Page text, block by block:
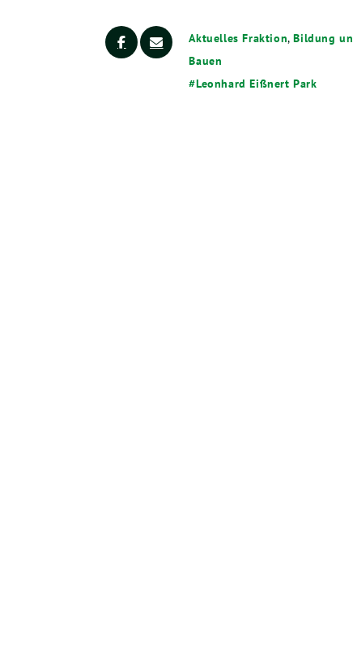
Aktuelles Fraktion,Bildung
Bauen
Leonhard Eißnert Park